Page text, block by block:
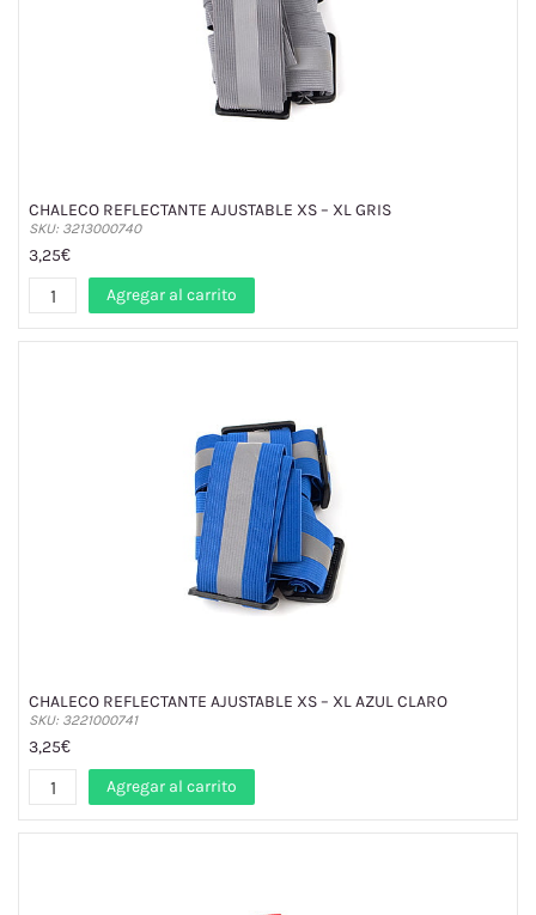
CHALECO REFLECTANTE AJUSTABLE XS – XL GRIS
SKU: 3213000740
3,25€
Agregar al carrito
CHALECO REFLECTANTE AJUSTABLE XS – XL AZUL CLARO
SKU: 3221000741
3,25€
Agregar al carrito